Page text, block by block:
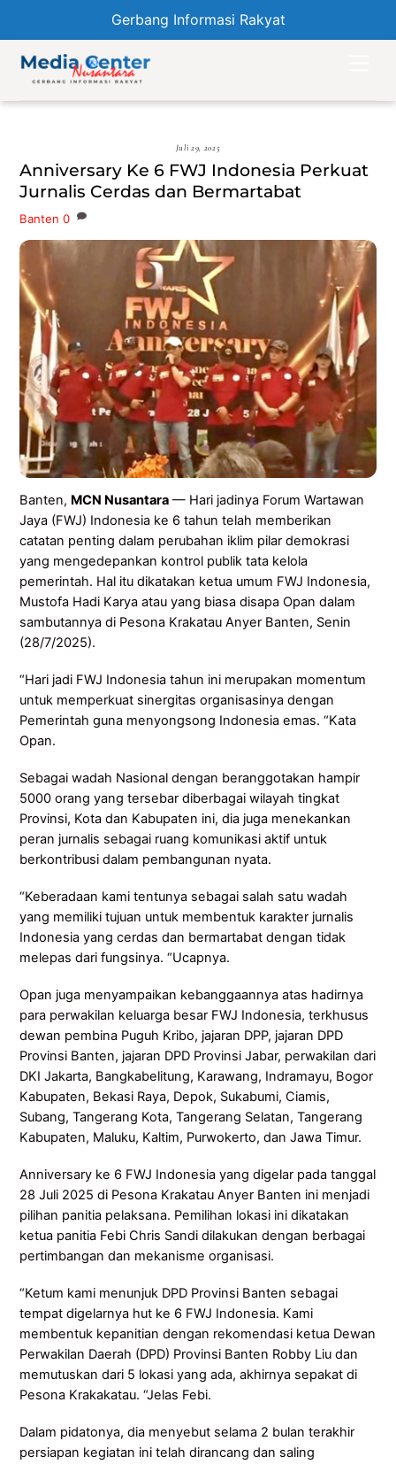
Gerbang Informasi Rakyat
content
Juli 29, 2025
Anniversary Ke 6 FWJ Indonesia Perkuat
Jurnalis Cerdas dan Bermartabat
Banten 0
Banten, MCN Nusantara — Hari jadinya Forum Wartawan
Jaya (FWJ) Indonesia ke 6 tahun telah memberikan
catatan penting dalam perubahan iklim pilar demokrasi
yang mengedepankan kontrol publik tata kelola
pemerintah. Hal itu dikatakan ketua umum FWJ Indonesia,
Mustofa Hadi Karya atau yang biasa disapa Opan dalam
sambutannya di Pesona Krakatau Anyer Banten, Senin
(28/7/2025).
“Hari jadi FWJ Indonesia tahun ini merupakan momentum
untuk memperkuat sinergitas organisasinya dengan
Pemerintah guna menyongsong Indonesia emas. “Kata
Opan.
Sebagai wadah Nasional dengan beranggotakan hampir
5000 orang yang tersebar diberbagai wilayah tingkat
Provinsi, Kota dan Kabupaten ini, dia juga menekankan
peran jurnalis sebagai ruang komunikasi aktif untuk
berkontribusi dalam pembangunan nyata.
“Keberadaan kami tentunya sebagai salah satu wadah
yang memiliki tujuan untuk membentuk karakter jurnalis
Indonesia yang cerdas dan bermartabat dengan tidak
melepas dari fungsinya. “Ucapnya.
Opan juga menyampaikan kebanggaannya atas hadirnya
para perwakilan keluarga besar FWJ Indonesia, terkhusus
dewan pembina Puguh Kribo, jajaran DPP, jajaran DPD
Provinsi Banten, jajaran DPD Provinsi Jabar, perwakilan dari
DKI Jakarta, Bangkabelitung, Karawang, Indramayu, Bogor
Kabupaten, Bekasi Raya, Depok, Sukabumi, Ciamis,
Subang, Tangerang Kota, Tangerang Selatan, Tangerang
Kabupaten, Maluku, Kaltim, Purwokerto, dan Jawa Timur.
Anniversary ke 6 FWJ Indonesia yang digelar pada tanggal
28 Juli 2025 di Pesona Krakatau Anyer Banten ini menjadi
pilihan panitia pelaksana. Pemilihan lokasi ini dikatakan
ketua panitia Febi Chris Sandi dilakukan dengan berbagai
pertimbangan dan mekanisme organisasi.
“Ketum kami menunjuk DPD Provinsi Banten sebagai
tempat digelarnya hut ke 6 FWJ Indonesia. Kami
membentuk kepanitian dengan rekomendasi ketua Dewan
Perwakilan Daerah (DPD) Provinsi Banten Robby Liu dan
memutuskan dari 5 lokasi yang ada, akhirnya sepakat di
Pesona Krakakatau. “Jelas Febi.
Dalam pidatonya, dia menyebut selama 2 bulan terakhir
persiapan kegiatan ini telah dirancang dan saling